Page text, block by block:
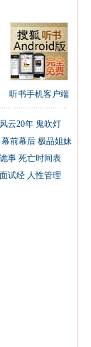
听书手机客户端
云20年 鬼吹灯
幕前幕后 极品姐妹
事 死亡时间表
试经 人性管理